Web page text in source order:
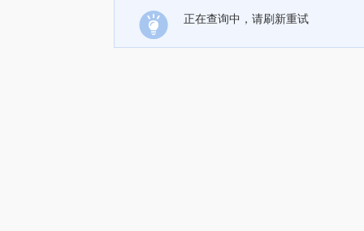
正在查询中，请刷新重试